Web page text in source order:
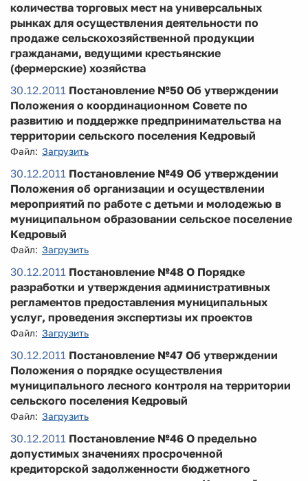
количества торговых мест на универсальных
рынках для осуществления деятельности по
продаже сельскохозяйственной продукции
гражданами, ведущими крестьянские
(фермерские) хозяйства
30.12.2011 Постановление №50 Об утверждении
Положения о координационном Совете по
развитию и поддержке предпринимательства на
территории сельского поселения Кедровый
Файл: Загрузить
30.12.2011 Постановление №49 Об утверждении
Положения об организации и осуществлении
мероприятий по работе с детьми и молодежью в
муниципальном образовании сельское поселение
Кедровый
Файл: Загрузить
30.12.2011 Постановление №48 О Порядке
разработки и утверждения административных
регламентов предоставления муниципальных
услуг, проведения экспертизы их проектов
Файл: Загрузить
30.12.2011 Постановление №47 Об утверждении
Положения о порядке осуществления
муниципального лесного контроля на территории
сельского поселения Кедровый
Файл: Загрузить
30.12.2011 Постановление №46 О предельно
допустимых значениях просроченной
кредиторской задолженности бюджетного